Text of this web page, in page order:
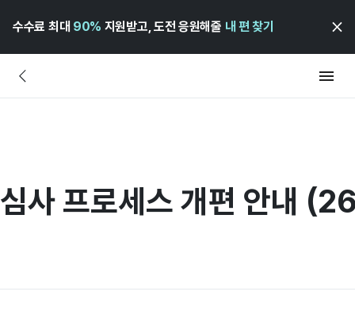
수수료 최대 90% 지원받고, 도전 응원해줄 내 편 찾기
사 프로세스 개편 안내